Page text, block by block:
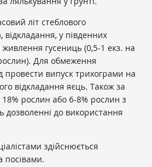
літ стеблового
відкладання, у південних
гусениць (0,5-1 екз. на
Для обмеження
провести випуск трихограми на
відкладання яєць. Також за
рослин або 6-8% рослин з
дозволенні до використання
здійснюється
посівами.